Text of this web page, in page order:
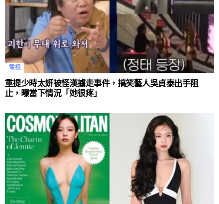
電視
重提少時太妍被怪漢擄走事件，搞笑藝人吳貞泰出手阻
止，曝當下情況「她很疼」